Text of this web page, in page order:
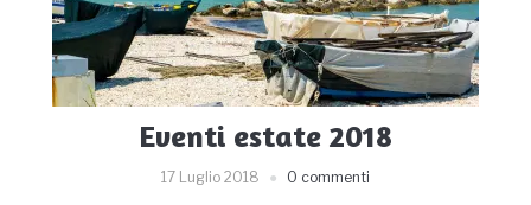
Eventi estate 2018
17 Luglio 2018 0 commenti